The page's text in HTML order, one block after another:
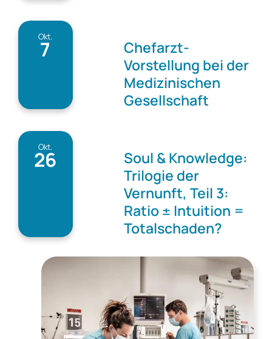
Okt.
7
Chefarzt-
Vorstellung bei der
Medizinischen
Gesellschaft
Okt.
26
Soul & Knowledge:
Trilogie der
Vernunft, Teil 3:
Ratio ± Intuition =
Totalschaden?